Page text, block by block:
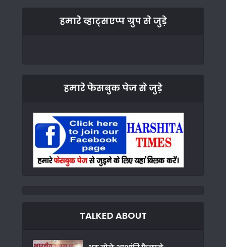
हमारे व्हाट्सएप्प ग्रुप से जुड़े
हमारे फेसबुक पेज से जुड़े
TALKED ABOUT